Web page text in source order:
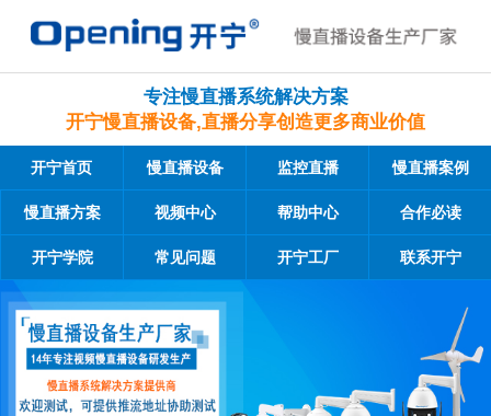
专注慢直播系统解决方案
开宁慢直播设备,直播分享创造更多商业价值
开宁首页 慢直播设备 监控直播 慢直播案例
慢直播方案 视频中心 帮助中心 合作必读
开宁学院 常见问题 开宁工厂 联系开宁